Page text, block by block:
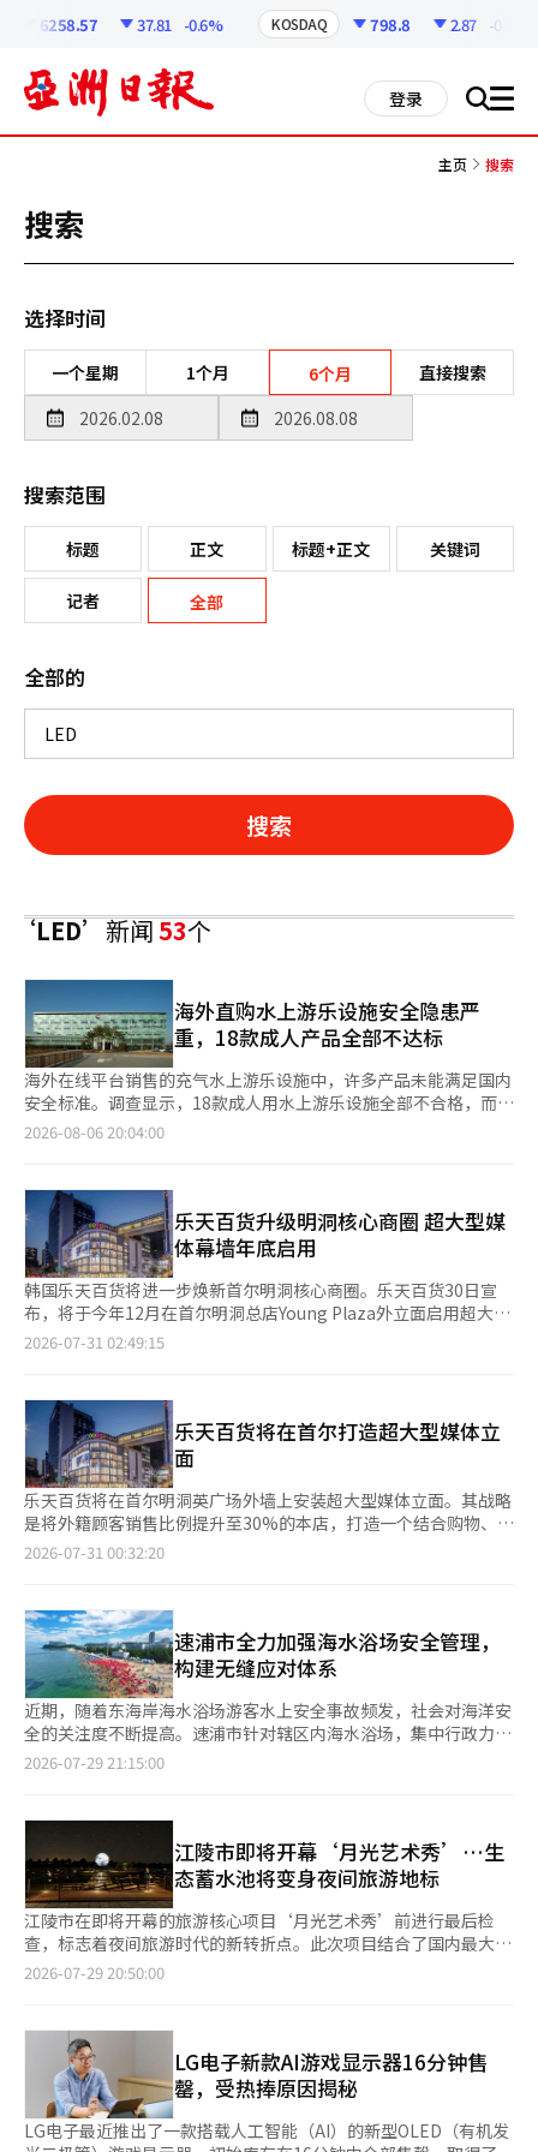
6258.57 37.81 -0.6% KOSDAQ 798.8 2.87 -0.36%
登录 搜 all
主页 搜索
搜索
选择时间
一个星期 1个月 6个月 直接搜索
搜索范围
标题 正文 标题+正文 关键词
记者 全部
全部的
搜索
‘LED’新闻53个
海外直购水上游乐设施安全隐患严
重，18款成人产品全部不达标
海外在线平台销售的充气水上游乐设施中，许多产品未能满足国内
安全标准。调查显示，18款成人用水上游乐设施全部不合格，而在
20款儿童产品中，有18款被判定为不合格。工业和贸易部国家技
全标准，已采取措施阻止其流通。此次调查的整体不合格率为
19%，是今年上半年国内流通产品平均不合格率5%的约4倍。调
查主要集中在夏季需求较大的水上游乐设施和幼儿及儿童用纺织品
等。在228款儿童产品中，有51款未能满足安全标准。具体品类包
括21款水上游乐设施、18款儿童纺织品、5款婴儿纺织品和3款儿
童皮革产品。特别是儿童用充气水上游乐设施中，20款产品中有
18款不合格，不合格率高达90%。部分产品的管道厚度低于标
准，或未配备在事故发生时能够保持浮力的辅助气室。在调查的33
格，记录了39%的不合格率。在111款生活用品中，有23款不合
格。调查的18款充气水上游乐设施全部不合格，而电动滑板车和普
通滑板车各有2款未能满足安全标准。在145款电器中，有20款被
判定为不合格。其中，发光二极管（LED）灯具最多，有10款不合
格，其次是直流电源装置6款和电池3款。LED灯具的调查中，22
款产品中有10款不合格，不合格率为45%。国家技术标准院已在
产品安全信息门户和消费者24上公开了94款不合格产品的信息，
并建议海外直购平台运营商删除相关产品信息，同时请求海关阻止
KC认证，购买前请仔细核对产品信息。”他还表示：“下半年将
继续对海外直购产品进行安全性调查，以防止有害产品流入国
内。”※ 本报道经人工智能（AI）系统翻译与编辑。
2026-08-06 20:04:00
乐天百货升级明洞核心商圈 超大型媒
体幕墙年底启用
韩国乐天百货将进一步焕新首尔明洞核心商圈。乐天百货30日宣
布，将于今年12月在首尔明洞总店Young Plaza外立面启用超大型
媒体幕墙，并同步推进连接乙支路入口站的Cosmonergy广场改
米，总面积1614平方米，相当于近4个标准篮球场大小。项目采用
支持4K实时显示的高性能LED设备，即使在1公里外也能清晰观看
画面，将成为首尔市中心规模较大的数字媒体展示空间之一。 乐
天百货表示，媒体幕墙将用于品牌季节性活动，并持续展示融合韩
国文化元素的娱乐、艺术等数字内容。按照计划，今年11月将率先
公开以德国作家歌德的小说《少年维特的烦恼》为灵感制作的预告
影片，12月正式投入运营。 与此同时，Young Plaza也正在进行整
体升级改造。除建筑外立面更新外，乐天百货还将于8月启动
地铁乙支路入口站之间，面积约840平方米，日均客流量约2万人
次。改造完成后，将打造成为集休憩、文化体验于一体的开放式公
共空间，进一步提升明洞商业区的公共服务功能。 近年来，每逢
圣诞季，乐天百货、新世界百货等韩国百货企业都会利用明洞门店
外立面打造大型视觉装置，吸引大量市民和游客前往，已成为明洞
冬季的重要景观之一。今年随着超大型媒体幕墙正式启用，预计将
进一步丰富明洞夜间城市景观，提升商圈对国内外游客的吸引力。
乐天百货相关负责人表示，公司将持续推进商业空间创新与文化内
为首尔代表性购物和旅游目的地的竞争力。
2026-07-31 02:49:15
乐天百货将在首尔打造超大型媒体立
面
乐天百货将在首尔明洞英广场外墙上安装超大型媒体立面。其战略
是将外籍顾客销售比例提升至30%的本店，打造一个结合购物、旅
游和内容的城市地标。 随着新世界百货计划在2024年于本店外墙
广场外观上打造“乐天城光影”，预计于12月公开。该媒体立面宽
77米、高21米，总面积为1614平方米，几乎相当于4个篮球场的大
小，采用能够实现4K视频的高性能LED面板。 这一面积超过了新
世界百货本店外墙上安装的1292.3平方米的新世界广场。新世界广
场自2024年11月开幕以来，全年播放圣诞视频以及K文化和媒体艺
术内容。 乐天城光影将作为“城市型娱乐屏幕”，播放乐天百货
的季节性活动和文化、艺术、娱乐内容。公司表示，已提高了白天
的可视性和可见角度，使得在最大1公里外也能看到屏幕。 乐天百
预告视频。12月正式运营后，还将用于连接本馆、艾维纽尔和英广
场的圣诞景观演出。 地下空间也将进行改造。乐天百货将于8月开
始对本店地下1层的“宇宙能量广场”进行重新装修。该空间自
1988年新馆开业以来，一直是连接地铁2号线乙支路入口站与本店
的主要通道。 这个840平方米的广场每天平均有约2万人流动，将
引入展示乐天城明洞历史的标志性雕塑和以首尔为主题的新内容。
改造完成的空间预计将在今年年底公开。 乐天百货进行本店空间
创新的背景是外籍顾客的快速增长。今年上半年，本店的外籍顾客
达到了30%。 乐天百货代表郑炫锡表示：“乐天城明洞将通过媒
体立面等差异化空间创新和内容持续扩展，力争成为国内外顾客首
选的国内最佳购物和旅游地标。”※ 本报道经人工智能（AI）系统
翻译与编辑。
2026-07-31 00:32:20
速浦市全力加强海水浴场安全管理，
构建无缝应对体系
近期，随着东海岸海水浴场游客水上安全事故频发，社会对海洋安
全的关注度不断提高。速浦市针对辖区内海水浴场，集中行政力量
强化以预防为中心的安全管理和快速救援、应急转运体系，致力于
安全管理人员和救援设备，建立并运营科学、系统的安全管理体
系。 速浦市表示，已与警方、消防、海洋警察等相关机构建立紧
密的协作体系，强化现场安全管理，确保游客在速浦、外翁池、灯
台、青湖等四个海水浴场安心游玩。 市政府在海水浴场开幕前，
对各海水浴场的海底地形、水深变化、危险区域分布、现有安全设
施状况及适当的安全管理人员进行了综合调查。通过评估，将事故
发生可能性较高的区域排除在游泳区域之外，仅允许相对安全的区
域供游客使用。 特别是在水深1.5米以内的区域，设置了安全浮
的家庭游客以及游泳经验不足的游客的安全保障起到重要作用。
现场安全管理人员也得到了大幅增强。 截至7月22日，速浦市共运
营53名水上安全管理人员。其中，速浦海水浴场集中配置46名，
外翁池、灯台、青湖海水浴场各有3名安全管理人员在岗。 他们在
水边和海上巡逻，关注游客安全，发生溺水时进行救援和急救，并
在天气恶化时实施入水管控和安全指引，承担多项职责。最重要的
2026-07-29 21:15:00
江陵市即将开幕‘月光艺术秀’…生
态蓄水池将变身夜间旅游地标
江陵市在即将开幕的旅游核心项目‘月光艺术秀’前进行最后检
查，标志着夜间旅游时代的新转折点。此次项目结合了国内最大规
模的LED月亮雕塑和基于人工智能（AI）的体验内容，旨在将以白
作及系统建设项目’的最终报告会。 此次报告会由江陵市市长金
仲南及市政府相关人员与项目执行机构DotMill的主要负责人出
席，全面检查设施建设现状和运营计划。特别是将重点关注观众的
移动路线、安全管理措施、便利设施运营、维护管理体系等实际开
幕后运营过程中所需的事项，并确认补充点。 该项目是江陵市推
2026-07-29 20:50:00
LG电子新款AI游戏显示器16分钟售
罄，受热捧原因揭秘
LG电子最近推出了一款搭载人工智能（AI）的新型OLED（有机发